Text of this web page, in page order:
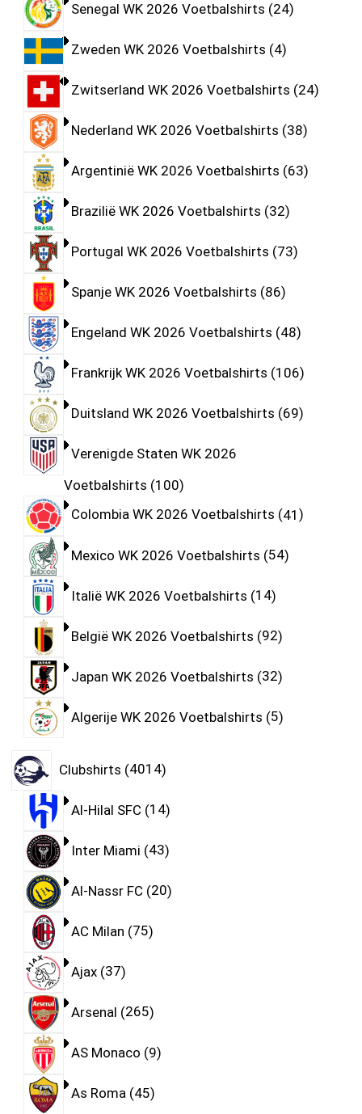
Senegal WK 2026 Voetbalshirts 24
Zweden WK 2026 Voetbalshirts 4
Zwitserland WK 2026 Voetbalshirts 24
Nederland WK 2026 Voetbalshirts 38
Argentinië WK 2026 Voetbalshirts 63
Brazilië WK 2026 Voetbalshirts 32
Portugal WK 2026 Voetbalshirts 73
Spanje WK 2026 Voetbalshirts 86
Engeland WK 2026 Voetbalshirts 48
Frankrijk WK 2026 Voetbalshirts 106
Duitsland WK 2026 Voetbalshirts 69
Verenigde Staten WK 2026
Voetbalshirts 100
Colombia WK 2026 Voetbalshirts 41
Mexico WK 2026 Voetbalshirts 54
Italië WK 2026 Voetbalshirts 14
België WK 2026 Voetbalshirts 92
Japan WK 2026 Voetbalshirts 32
Algerije WK 2026 Voetbalshirts 5
Clubshirts 4014
Al-Hilal SFC 14
Inter Miami 43
Al-Nassr FC 20
AC Milan 75
Ajax 37
Arsenal 265
AS Monaco 9
As Roma 45